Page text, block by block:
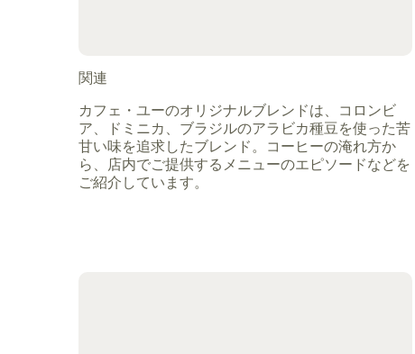
関連
カフェ・ユーのオリジナルブレンドは、コロンビ
ア、ドミニカ、ブラジルのアラビカ種豆を使った苦
甘い味を追求したブレンド。コーヒーの淹れ方か
ら、店内でご提供するメニューのエピソードなどを
ご紹介しています。